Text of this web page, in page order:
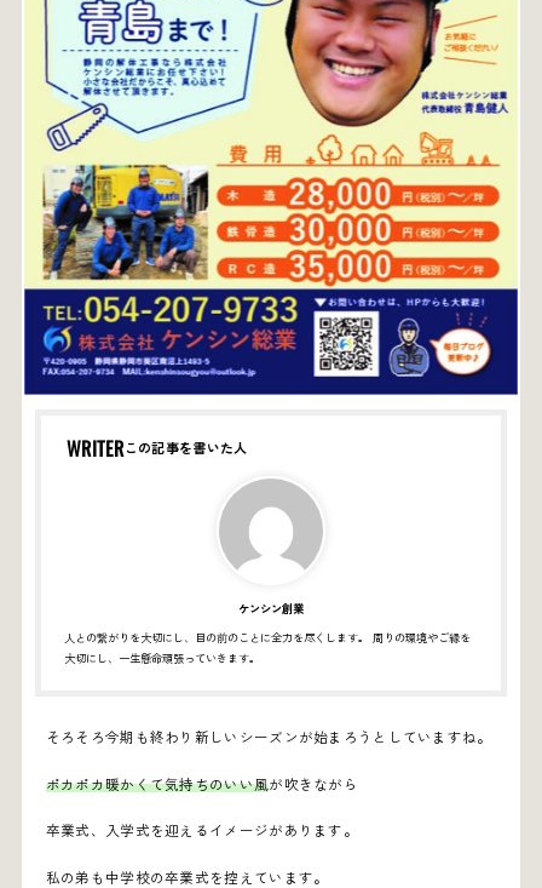
ケンシン創業
人との繋がりを大切にし、目の前のことに全力を尽くします。 周りの環境やご縁を
大切にし、一生懸命頑張っていきます。
そろそろ今期も終わり新しいシーズンが始まろうとしていますね。
ポカポカ暖かくて気持ちのいい風が吹きながら
卒業式、入学式を迎えるイメージがあります。
私の弟も中学校の卒業式を控えています。